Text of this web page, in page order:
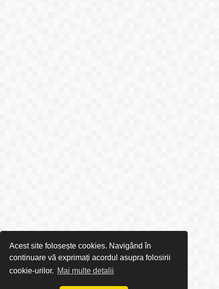
Acest site folosește cookies. Navigând în
continuare vă exprimați acordul asupra folosirii
cookie-urilor. Mai multe detalii